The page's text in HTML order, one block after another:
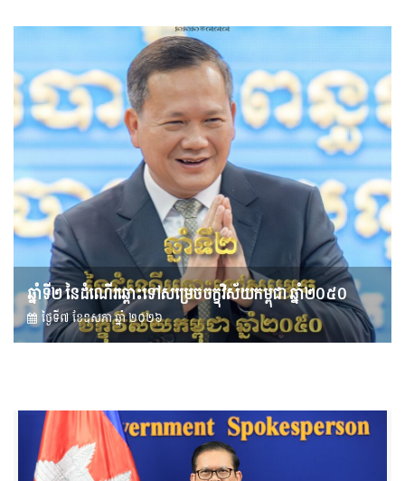
ឆ្នាំទី២ នៃដំណើរឆ្ពោះទៅសម្រេច​ចក្ខុវិស័យ​កម្ពុជា ឆ្នាំ២០៥០
ថ្ងៃទី៧ ខែ​ឧសភា ឆ្នាំ ២០២៦